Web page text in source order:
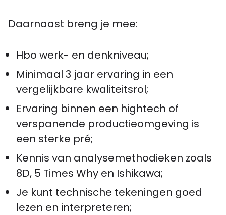
Daarnaast breng je mee:
Hbo werk- en denkniveau;
Minimaal 3 jaar ervaring in een
vergelijkbare kwaliteitsrol;
Ervaring binnen een hightech of
verspanende productieomgeving is
een sterke pré;
Kennis van analysemethodieken zoals
8D, 5 Times Why en Ishikawa;
Je kunt technische tekeningen goed
lezen en interpreteren;